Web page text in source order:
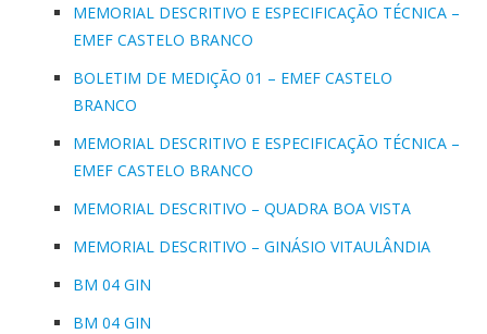
MEMORIAL DESCRITIVO E ESPECIFICAÇÃO TÉCNICA –
EMEF CASTELO BRANCO
BOLETIM DE MEDIÇÃO 01 – EMEF CASTELO
BRANCO
MEMORIAL DESCRITIVO E ESPECIFICAÇÃO TÉCNICA –
EMEF CASTELO BRANCO
MEMORIAL DESCRITIVO – QUADRA BOA VISTA
MEMORIAL DESCRITIVO – GINÁSIO VITAULÂNDIA
BM 04 GIN
BM 04 GIN